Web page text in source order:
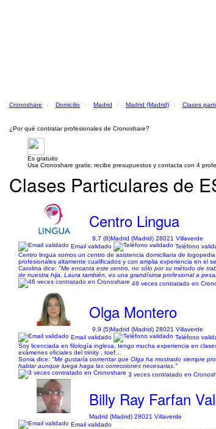
Cronoshare Domicilio Madrid Madrid (Madrid) Clases
¿Por qué contratar profesionales de Cronoshare?
Es gratuito
Usa Cronoshare gratis: recibe presupuestos y contacta con 4
Clases Particulares de
Centro Lingua
9,7 (8)Madrid (Madrid) 28021 Villaverde
Email validado
Teléfono
Centro lingua somos un centro de asistencia domiciliaria de
profesionales altamente cualificados y con amplia experiencia en el
Carolina dice: "Me encanta este centro, no sólo por su método de
de nuestra hija, Laura también, es una grandísima profesional a
46 veces contratado en
Olga Montero
9,9 (5)Madrid (Madrid) 28021 Villaverde
Email validado
Teléfono
Soy licenciada en filología inglesa, tengo mucha experiencia en
exámenes oficiales del trinity , toef...
Sonia dice: "Me gustaría comentar que Olga ha mostrado siempre
hablar aunque luega haga las correcciones necesarias."
3 veces contratado en
Billy Ray Farfan
Madrid (Madrid) 28021 Villaverde
Email validado